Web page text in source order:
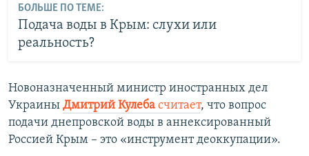
БОЛЬШЕ ПО ТЕМЕ:
Подача воды в Крым: слухи или
реальность?
Новоназначенный министр иностранных дел
Украины Дмитрий Кулеба считает, что вопрос
подачи днепровской воды в аннексированный
Россией Крым – это «инструмент деоккупации».